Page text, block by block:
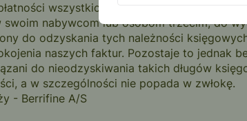
wszystkich bieżących i przyszłych
nabywcom lub osobom trzecim, do
do odzyskania tych należności
naszych faktur. Pozostaje to jednak
do nieodzyskiwania takich długów
a w szczególności nie popada w zwłokę.
- Berrifine A/S